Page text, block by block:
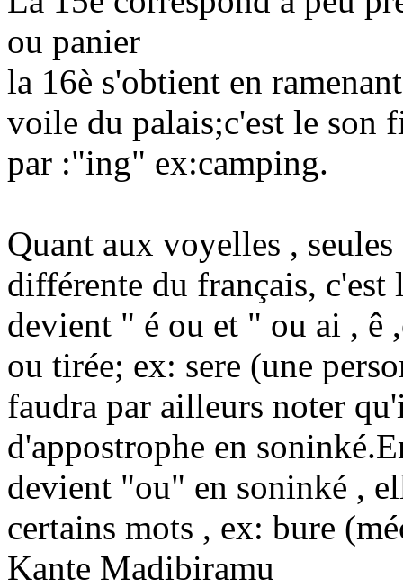
ou panier
la 16è s'obtient en
voile du palais;c'est le son
par :"ing" ex:camping.
Quant aux voyelles ,
différente du français,
devient " é ou et " ou ai , ê
ou tirée; ex: sere (une
faudra par ailleurs noter
d'appostrophe en
devient "ou" en soninké ,
certains mots , ex: bure
Kante Madibiramu